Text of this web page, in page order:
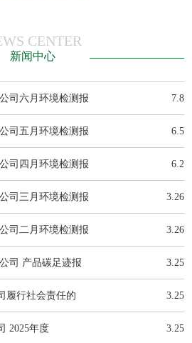
CENTER
新闻中心
司六月环境检测报 7.8
司五月环境检测报 6.5
司四月环境检测报 6.2
司三月环境检测报 3.26
司二月环境检测报 3.26
司 产品碳足迹报 3.25
履行社会责任的 3.25
2025年度 3.25